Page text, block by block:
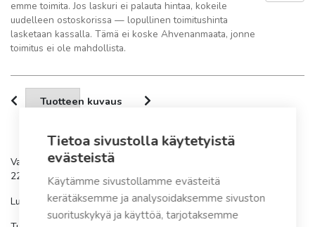
emme toimita. Jos laskuri ei palauta hintaa, kokeile
uudelleen ostoskorissa — lopullinen toimitushinta
lasketaan kassalla. Tämä ei koske Ahvenanmaata, jonne
toimitus ei ole mahdollista.
Tuotteen kuvaus
Varaosa sopii ennen vuotta 1997 valmistettuun Pikakompostori
220:een.
Luukunvedin.
Tietoa sivustolla käytetyistä
evästeistä
Käytämme sivustollamme evästeitä
kerätäksemme ja analysoidaksemme sivuston
suorituskykyä ja käyttöä, tarjotaksemme